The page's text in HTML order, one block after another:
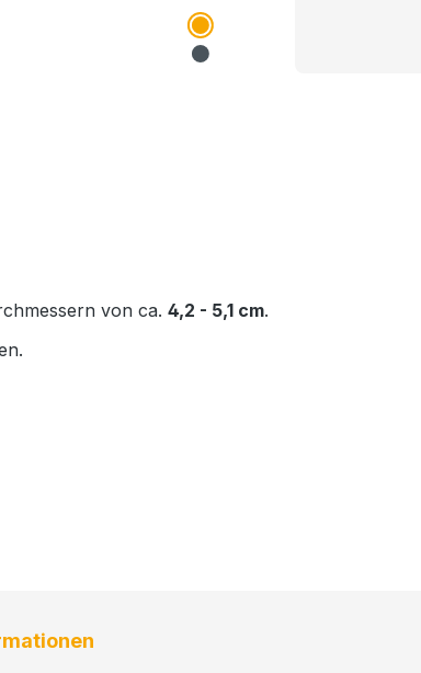
von ca. 4,2 - 5,1 cm.